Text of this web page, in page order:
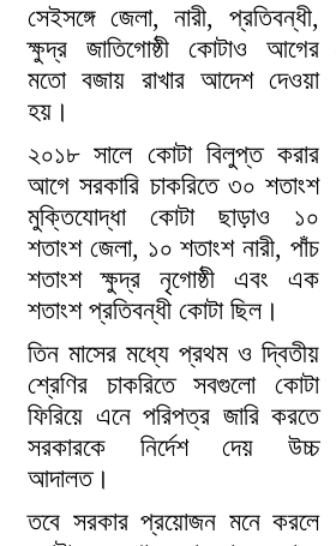
সেইসঙ্গে জেলা, নারী, প্রতিবন্ধী,
ক্ষুদ্র জাতিগোষ্ঠী কোটাও আগের
মতো বজায় রাখার আদেশ দেওয়া
হয়।
২০১৮ সালে কোটা বিলুপ্ত করার
আগে সরকারি চাকরিতে ৩০ শতাংশ
মুক্তিযোদ্ধা কোটা ছাড়াও ১০
শতাংশ জেলা, ১০ শতাংশ নারী, পাঁচ
শতাংশ ক্ষুদ্র নৃগোষ্ঠী এবং এক
শতাংশ প্রতিবন্ধী কোটা ছিল।
তিন মাসের মধ্যে প্রথম ও দ্বিতীয়
শ্রেণির চাকরিতে সবগুলো কোটা
ফিরিয়ে এনে পরিপত্র জারি করতে
সরকারকে নির্দেশ দেয় উচ্চ
আদালত।
তবে সরকার প্রয়োজন মনে করলে